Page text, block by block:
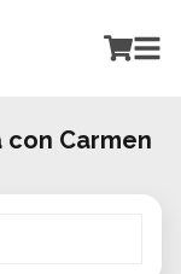
con Carmen